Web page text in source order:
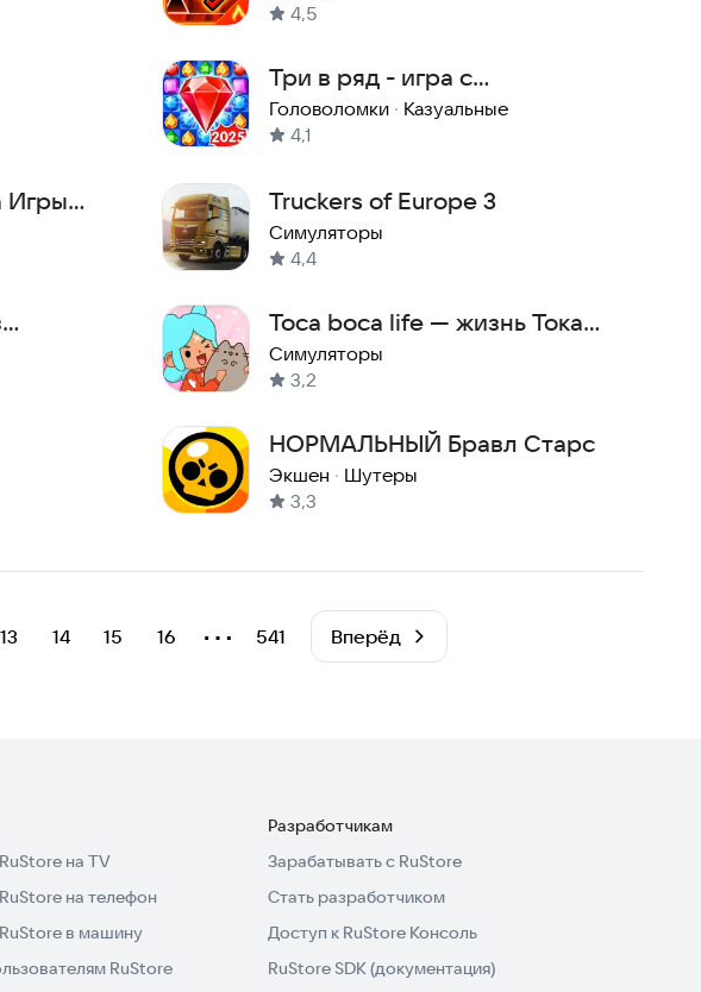
4,5
Три в ряд - игра с
драгоценными камнями
Головоломки · Казуальные
4,1
Игры
Truckers of Europe 3
Симуляторы
4,4
Toca boca life — жизнь Тока
Бока
Симуляторы
3,2
НОРМАЛЬНЫЙ Бравл Старс
Экшен · Шутеры
3,3
13 14 15 16 ⋯ 541 Вперёд
на TV
на телефон
в машину
RuStore
Разработчикам
Зарабатывать с RuStore
Стать разработчиком
Доступ к RuStore Консоль
RuStore SDK (документация)